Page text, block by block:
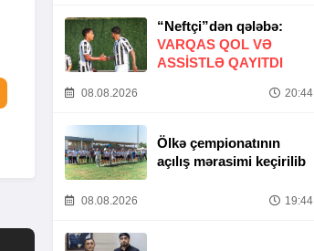
“Neftçi”dən qələbə:
VARQAS QOL VƏ
ASSİSTLƏ QAYITDI
08.08.2026 20:44
Ölkə çempionatının
açılış mərasimi keçirilib
08.08.2026 19:44